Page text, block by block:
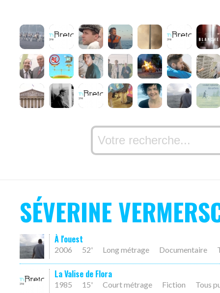
SÉVERINE
À l'ouest
2006 52' Long métrage Documentaire
La Valise de Flora
1985 15' Court métrage Fiction Tous